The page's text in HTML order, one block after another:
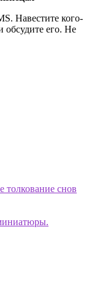
Навестите кого-
обсудите его. Не
толкование снов